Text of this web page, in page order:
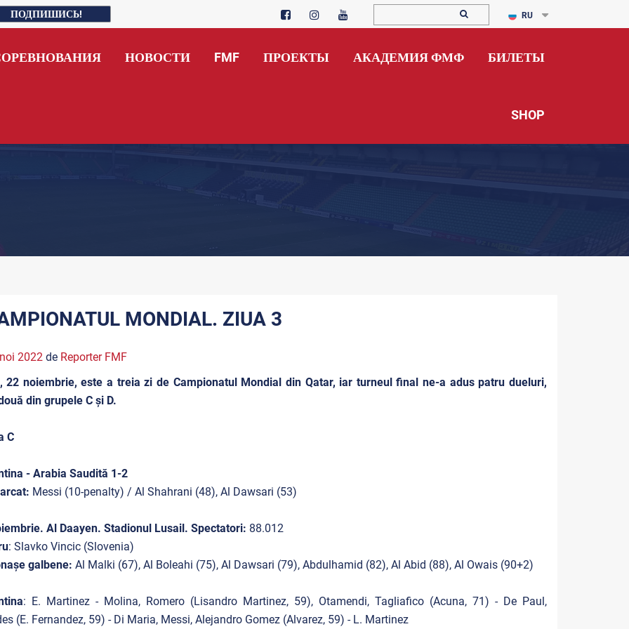
ПОДПИШИСЬ! RU
НОВОСТИ FMF ПРОЕКТЫ АКАДЕМИЯ ФМФ БИЛЕТЫ
SHOP
MONDIAL. ZIUA 3
2022de Reporter FMF
22 noiembrie, este a treia zi de Campionatul Mondial din Qatar, iar turneul final ne-a adus patru dueluri,
din grupele C și D.
C
- Arabia Saudită 1-2
Messi (10-penalty) / Al Shahrani (48), Al Dawsari (53)
Al Daayen. Stadionul Lusail. Spectatori: 88.012
: Slavko Vincic (Slovenia)
galbene: Al Malki (67), Al Boleahi (75), Al Dawsari (79), Abdulhamid (82), Al Abid (88), Al Owais (90+2)
: E. Martinez - Molina, Romero (Lisandro Martinez, 59), Otamendi, Tagliafico (Acuna, 71) - De Paul,
(E. Fernandez, 59) - Di Maria, Messi, Alejandro Gomez (Alvarez, 59) - L. Martinez